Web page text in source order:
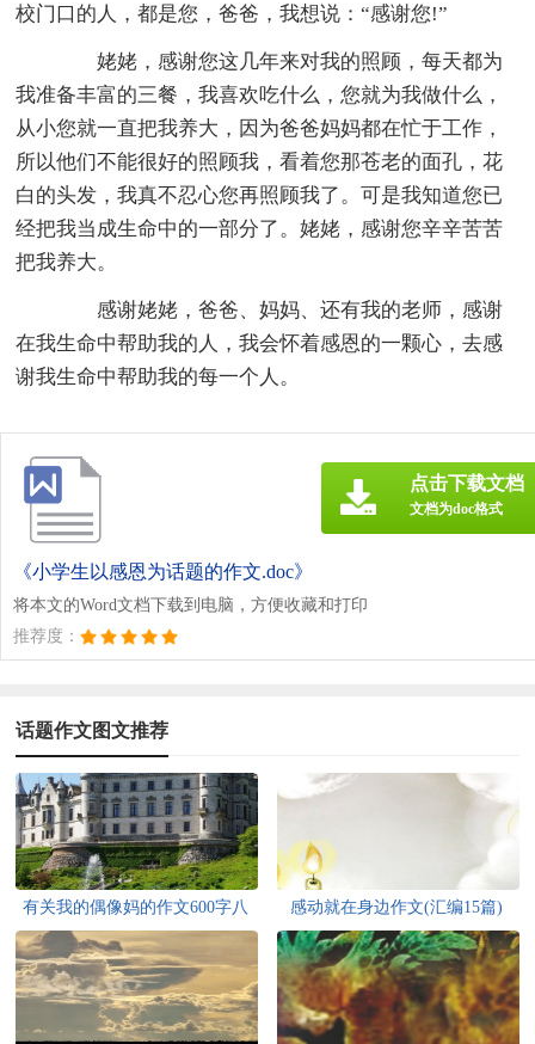
校门口的人，都是您，爸爸，我想说：“感谢您!”
姥姥，感谢您这几年来对我的照顾，每天都为
我准备丰富的三餐，我喜欢吃什么，您就为我做什么，
从小您就一直把我养大，因为爸爸妈妈都在忙于工作，
所以他们不能很好的照顾我，看着您那苍老的面孔，花
白的头发，我真不忍心您再照顾我了。可是我知道您已
经把我当成生命中的一部分了。姥姥，感谢您辛辛苦苦
把我养大。
感谢姥姥，爸爸、妈妈、还有我的老师，感谢
在我生命中帮助我的人，我会怀着感恩的一颗心，去感
谢我生命中帮助我的每一个人。
《小学生以感恩为话题的作文.doc》
将本文的Word文档下载到电脑，方便收藏和打印
推荐度：
点击下载文档
文档为doc格式
话题作文图文推荐
有关我的偶像妈的作文600字八
篇
感动就在身边作文(汇编15篇)